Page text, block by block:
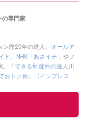
の専門家
歴20年の達人。 オールア
ド 。 NHK「あさイチ」 やフ
『できるfit 節約の達人川
おトク術』（インプレス
社を辞める。翌月からの